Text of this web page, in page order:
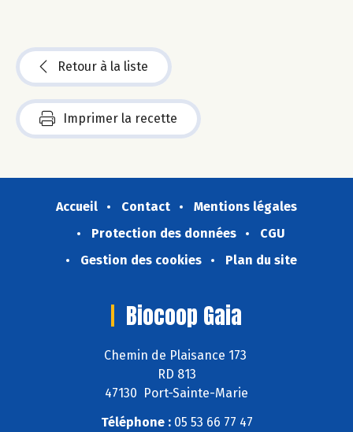
Retour à la liste
Imprimer la recette
Accueil Contact
Mentions légales
Protection des données
CGU
Gestion des cookies
Plan du site
Biocoop Gaia
Chemin de Plaisance 173
RD 813
47130 Port-Sainte-Marie
Téléphone :05 53 66 77 47